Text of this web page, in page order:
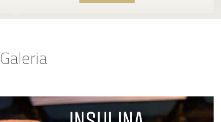
avaliações necessárias.
Galeria